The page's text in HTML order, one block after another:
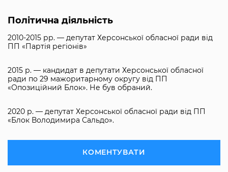
Політична діяльність
2010-2015 рр. — депутат Херсонської обласної ради від
ПП «Партія регіонів»
2015 р. — кандидат в депутати Херсонської обласної
ради по 29 мажоритарному округу від ПП
«Опозиційний Блок». Не був обраний.
2020 р. — депутат Херсонської обласної ради від ПП
«Блок Володимира Сальдо».
КОМЕНТУВАТИ